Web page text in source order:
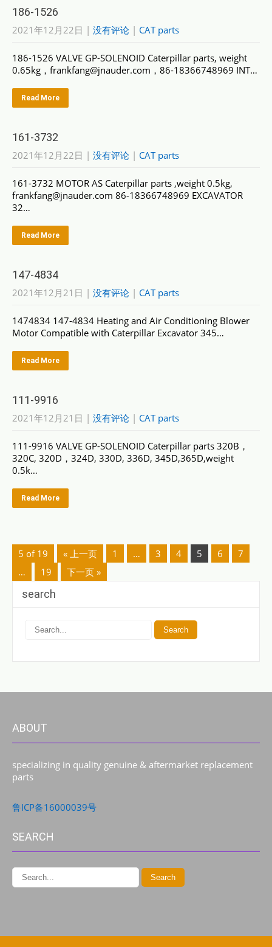
186-1526
2021年12月22日 | 没有评论 | CAT parts
186-1526 VALVE GP-SOLENOID Caterpillar parts, weight
0.65kg，frankfang@jnauder.com，86-18366748969 INT…
Read More
161-3732
2021年12月22日 | 没有评论 | CAT parts
161-3732 MOTOR AS Caterpillar parts ,weight 0.5kg,
frankfang@jnauder.com 86-18366748969 EXCAVATOR
32…
Read More
147-4834
2021年12月21日 | 没有评论 | CAT parts
1474834 147-4834 Heating and Air Conditioning Blower
Motor Compatible with Caterpillar Excavator 345…
Read More
111-9916
2021年12月21日 | 没有评论 | CAT parts
111-9916 VALVE GP-SOLENOID Caterpillar parts 320B，
320C, 320D，324D, 330D, 336D, 345D,365D,weight
0.5k…
Read More
5 of 19 « 上一页 1 … 3 4 5 6
7
…
19 下一页 »
search
ABOUT
specializing in quality genuine & aftermarket replacement
parts
鲁ICP备16000039号
SEARCH